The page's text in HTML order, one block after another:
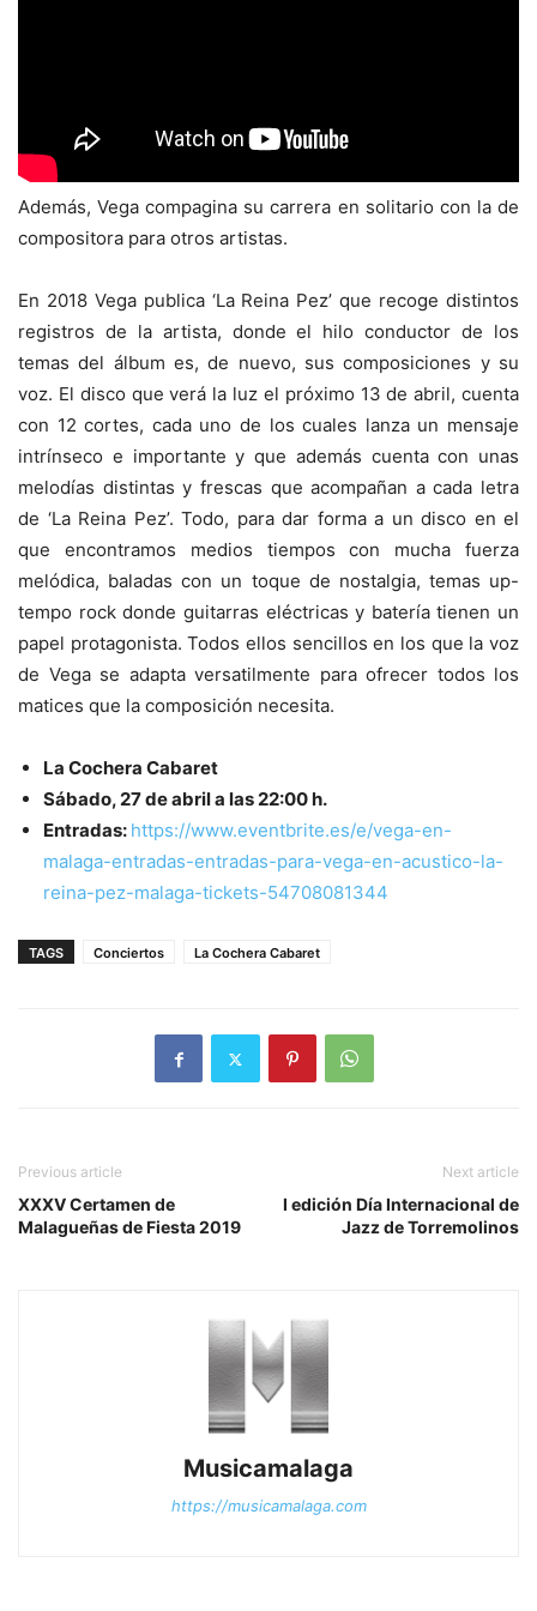
Además, Vega compagina su carrera en solitario con la de
compositora para otros artistas.
En 2018 Vega publica ‘La Reina Pez’ que recoge distintos
registros de la artista, donde el hilo conductor de los
temas del álbum es, de nuevo, sus composiciones y su
voz. El disco que verá la luz el próximo 13 de abril, cuenta
con 12 cortes, cada uno de los cuales lanza un mensaje
intrínseco e importante y que además cuenta con unas
melodías distintas y frescas que acompañan a cada letra
de ‘La Reina Pez’. Todo, para dar forma a un disco en el
que encontramos medios tiempos con mucha fuerza
melódica, baladas con un toque de nostalgia, temas up-
tempo rock donde guitarras eléctricas y batería tienen un
papel protagonista. Todos ellos sencillos en los que la voz
de Vega se adapta versatilmente para ofrecer todos los
matices que la composición necesita.
La Cochera Cabaret
Sábado, 27 de abril a las 22:00 h.
Entradas: https://www.eventbrite.es/e/vega-en-
malaga-entradas-entradas-para-vega-en-acustico-la-
reina-pez-malaga-tickets-54708081344
TAGS Conciertos La Cochera Cabaret
Previous article
XXXV Certamen de
Malagueñas de Fiesta 2019
Next article
I edición Día Internacional de
Jazz de Torremolinos
Musicamalaga
https://musicamalaga.com